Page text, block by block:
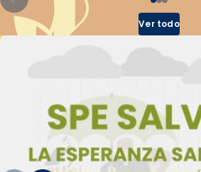
Ver todo